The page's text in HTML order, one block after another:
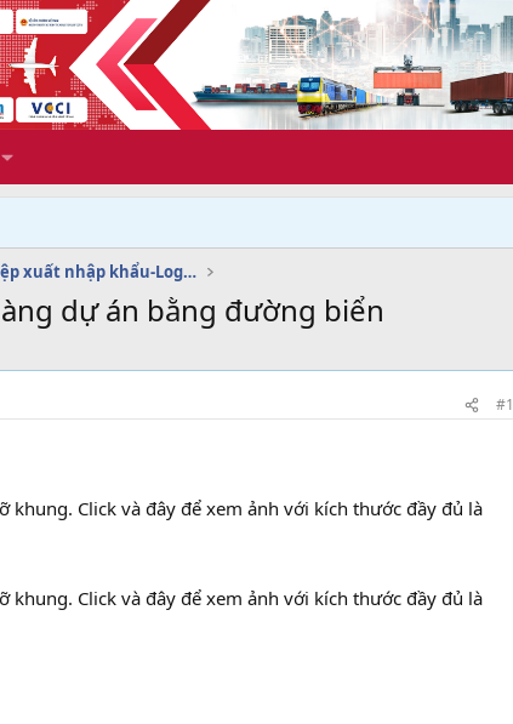
Dịch vụ doanh nghiệp xuất nhập khẩu-Logistics
dự án bằng đường biển
#1
khung. Click và đây để xem ảnh với kích thước đầy đủ là
khung. Click và đây để xem ảnh với kích thước đầy đủ là